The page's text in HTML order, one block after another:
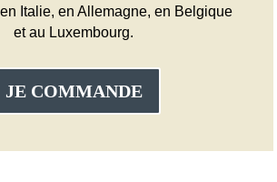
Italie, en Allemagne, en Belgique
et au Luxembourg.
JE COMMANDE